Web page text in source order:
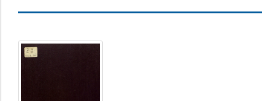
Изобразительные
материалы